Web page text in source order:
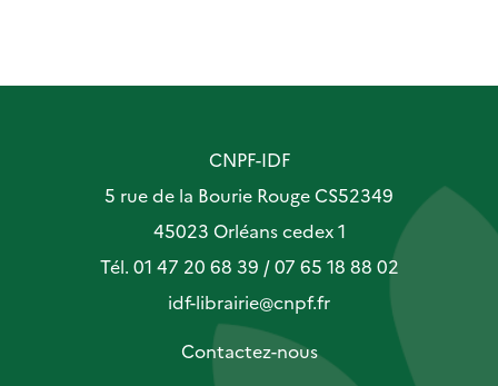
CNPF-IDF
5 rue de la Bourie Rouge CS52349
45023 Orléans cedex 1
Tél. 01 47 20 68 39 / 07 65 18 88 02
idf-librairie@cnpf.fr
Contactez-nous